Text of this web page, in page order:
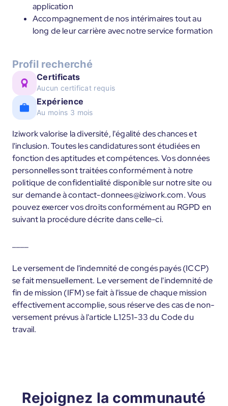
application
Accompagnement de nos intérimaires tout au
long de leur carrière avec notre service formation
Profil recherché
Certificats
Aucun certificat requis
Expérience
Au moins 3 mois
Iziwork valorise la diversité, l'égalité des chances et
l'inclusion. Toutes les candidatures sont étudiées en
fonction des aptitudes et compétences. Vos données
personnelles sont traitées conformément à notre
politique de confidentialité disponible sur notre site ou
sur demande à contact-donnees@iziwork.com. Vous
pouvez exercer vos droits conformément au RGPD en
suivant la procédure décrite dans celle-ci.
Le versement de l'indemnité de congés payés (ICCP)
se fait mensuellement. Le versement de l'indemnité de
fin de mission (IFM) se fait à l'issue de chaque mission
effectivement accomplie, sous réserve des cas de non-
versement prévus à l'article L1251-33 du Code du
travail.
Rejoignez la communauté